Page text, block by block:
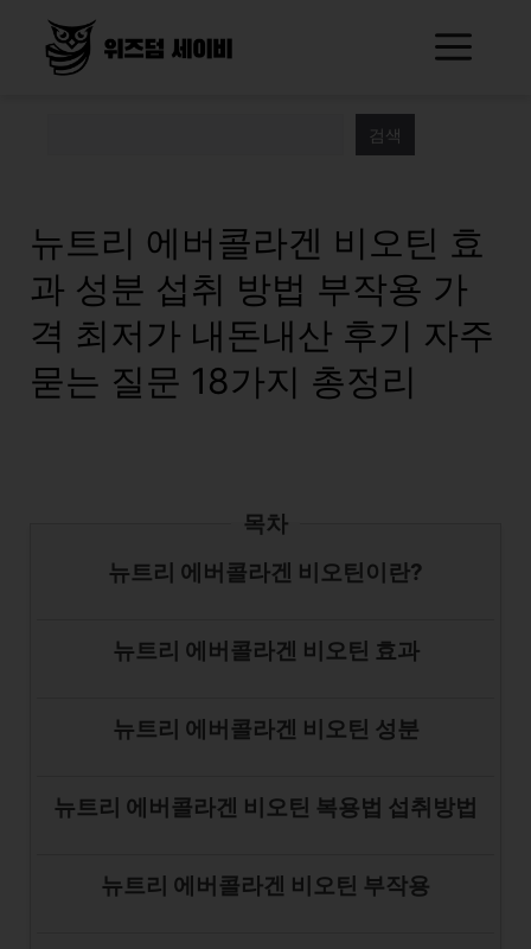
검색
뉴트리 에버콜라겐 비오틴 효
과 성분 섭취 방법 부작용 가
격 최저가 내돈내산 후기 자주
묻는 질문 18가지 총정리
목차
뉴트리 에버콜라겐 비오틴이란?
뉴트리 에버콜라겐 비오틴 효과
뉴트리 에버콜라겐 비오틴 성분
뉴트리 에버콜라겐 비오틴 복용법 섭취방법
뉴트리 에버콜라겐 비오틴 부작용